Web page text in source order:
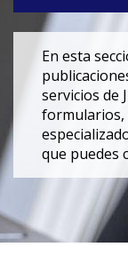
En esta
servicios de
formularios,
que puedes